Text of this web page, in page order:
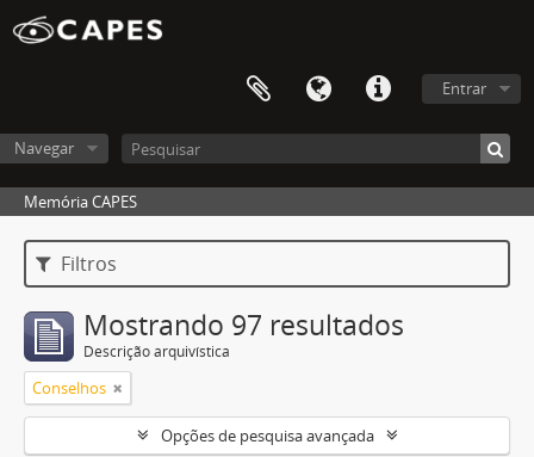
Entrar
Navegar
Memória CAPES
Filtros
Mostrando 97 resultados
Descrição arquivística
Conselhos
Opções de pesquisa avançada